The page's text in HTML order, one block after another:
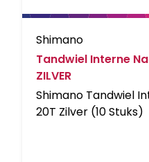
Shimano
Tandwiel Interne
ZILVER
Shimano Tandwiel
20T Zilver (10 Stuks)